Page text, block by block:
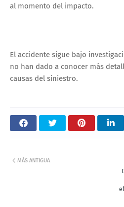
al momento del impacto.
El accidente sigue bajo
no han dado a conocer más
causas del siniestro.
MÁS ANTIGUA